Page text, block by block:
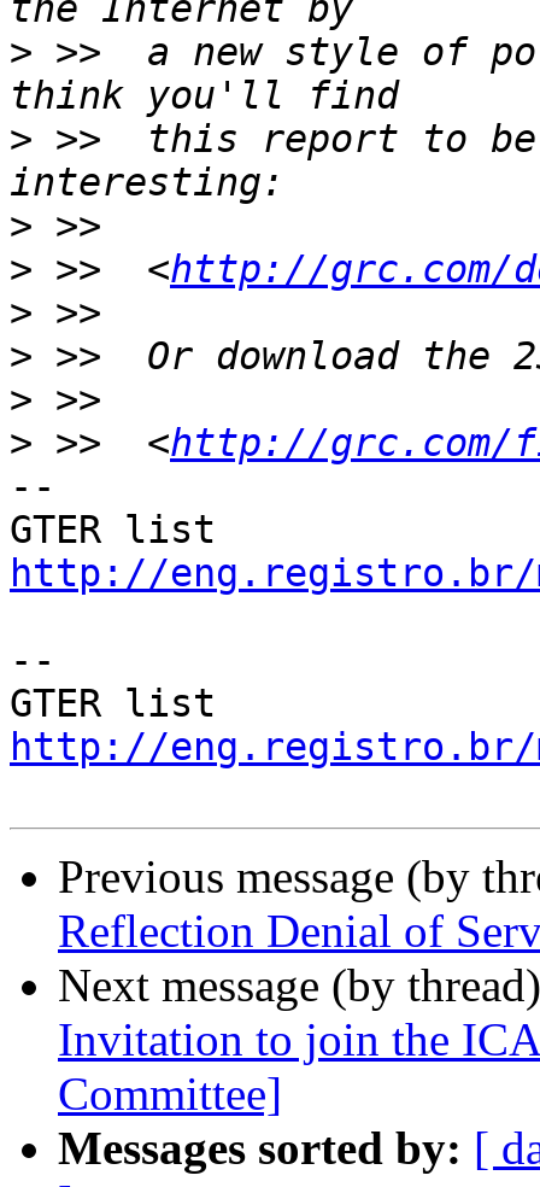
> >>  a new style of
> >>  this report to be
>
> >>  <http://grc.com/
>
>
>
> >>  <http://grc.com/
--
http://
--
http://
Previous message (by
Reflection Denial of
Next message (by
Invitation to join the
Committee]
Messages sorted by: [